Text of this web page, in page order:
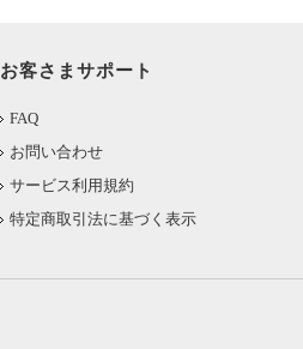
お客さまサポート
FAQ
お問い合わせ
サービス利用規約
特定商取引法に基づく表示